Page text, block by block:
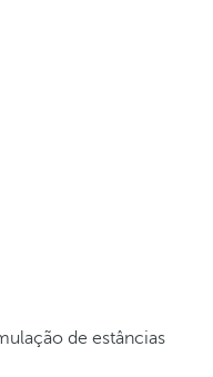
de estâncias